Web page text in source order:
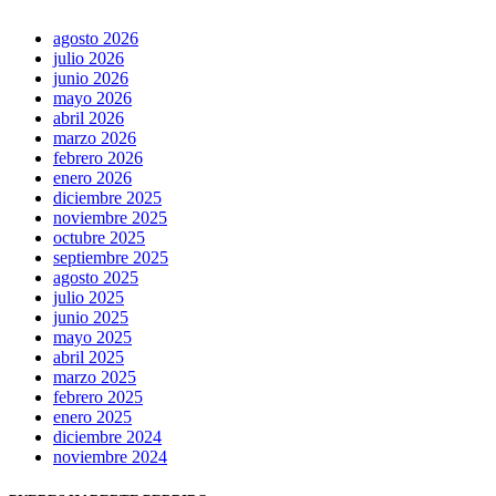
agosto 2026
julio 2026
junio 2026
mayo 2026
abril 2026
marzo 2026
febrero 2026
enero 2026
diciembre 2025
noviembre 2025
octubre 2025
septiembre 2025
agosto 2025
julio 2025
junio 2025
mayo 2025
abril 2025
marzo 2025
febrero 2025
enero 2025
diciembre 2024
noviembre 2024